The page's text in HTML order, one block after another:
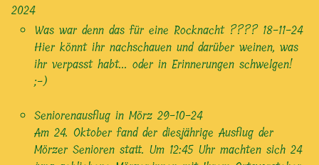
2024
Was war denn das für eine Rocknacht ???? 18-11-24
Hier könnt ihr nachschauen und darüber weinen, was
ihr verpasst habt... oder in Erinnerungen schwelgen!
;-)
Seniorenausflug in Mörz 29-10-24
Am 24. Oktober fand der diesjährige Ausflug der
Mörzer Senioren statt. Um 12:45 Uhr machten sich 24